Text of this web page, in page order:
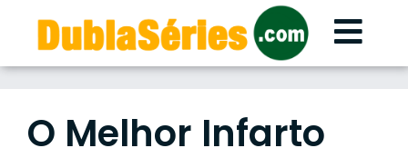
content
O Melhor Infarto